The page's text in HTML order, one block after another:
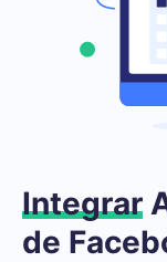
Integrar
de